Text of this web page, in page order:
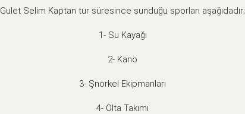
Gulet Selim Kaptan tur süresince sunduğu sporları aşağıdadır;
1- Su Kayağı
2- Kano
3- Şnorkel Ekipmanları
4- Olta Takımı